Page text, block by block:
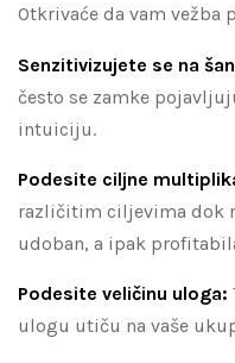
Otkrivaće da vam vežba
Senzitivizujete se na
često se zamke
intuiciju.
Podesite ciljne
različitim ciljevima dok
udoban, a ipak
Podesite veličinu uloga:
ulogu utiču na vaše